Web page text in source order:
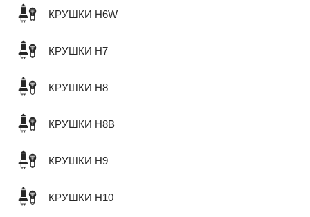
КРУШКИ H6W
КРУШКИ H7
КРУШКИ H8
КРУШКИ H8B
КРУШКИ H9
КРУШКИ H10